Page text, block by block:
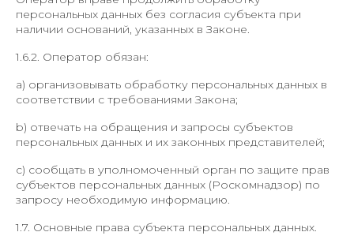
персональных данных без согласия субъекта при
наличии оснований, указанных в Законе.
1.6.2. Оператор обязан:
a) организовывать обработку персональных данных в
соответствии с требованиями Закона;
b) отвечать на обращения и запросы субъектов
персональных данных и их законных представителей;
c) сообщать в уполномоченный орган по защите прав
субъектов персональных данных (Роскомнадзор) по
запросу необходимую информацию.
1.7. Основные права субъекта персональных данных.